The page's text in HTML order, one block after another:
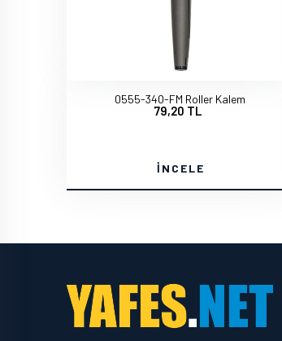
0555-340-FM Roller Kalem
79,20 TL
İNCELE